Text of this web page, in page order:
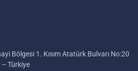
Bölgesi 1. Kısım Atatürk Bulvarı No:20
Türkiye